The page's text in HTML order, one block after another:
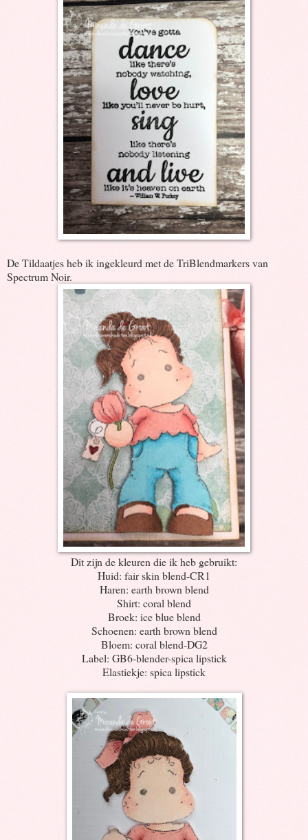
De Tildaatjes heb ik ingekleurd met de TriBlendmarkers van
Spectrum Noir.
Dit zijn de kleuren die ik heb gebruikt:
Huid: fair skin blend-CR1
Haren: earth brown blend
Shirt: coral blend
Broek: ice blue blend
Schoenen: earth brown blend
Bloem: coral blend-DG2
Label: GB6-blender-spica lipstick
Elastiekje: spica lipstick